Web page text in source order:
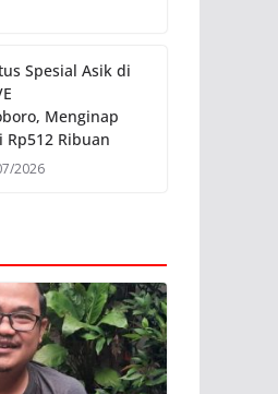
Spesial Asik di
Menginap
Rp512 Ribuan
2026